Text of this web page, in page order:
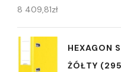
8 409,81zł
HEXAGON
ŻÓŁTY